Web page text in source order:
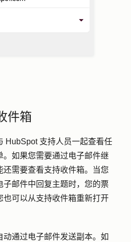
件箱
HubSpot 支持人员一起查看任
。如果您需要通过电子邮件继
还需要查看支持收件箱。当您
子邮件中回复主题时，您的票
也可以从支持收件箱重新打开
动通过电子邮件发送副本。如